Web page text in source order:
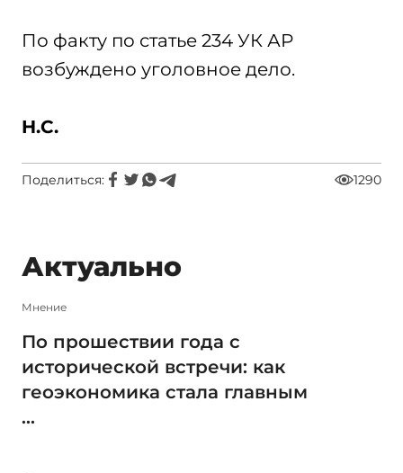
По факту по статье 234 УК АР
возбуждено уголовное дело.
H.C.
Поделиться: 1290
Актуально
Мнение
По прошествии года с
исторической встречи: как
геоэкономика стала главным
...